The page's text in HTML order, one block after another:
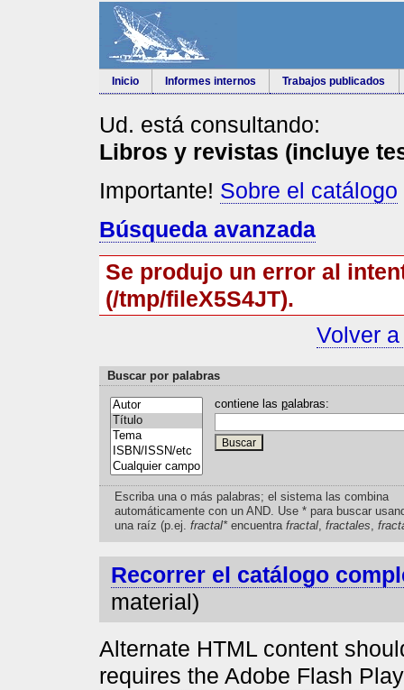
Inicio Informes internos Trabajos publicados
Ud. está consultando:
Libros y revistas (incluye
Importante! Sobre el catálogo
Búsqueda avanzada
Se produjo un error al
(/tmp/fileX5S4JT).
Volver
Buscar por palabras
contiene las palabras:
Escriba una o más palabras; el sistema las combina
automáticamente con un AND. Use * para buscar
una raíz (p.ej. fractal*encuentra fractal, fractales
Recorrer el catálogo
material)
Alternate HTML content
requires the Adobe Flash